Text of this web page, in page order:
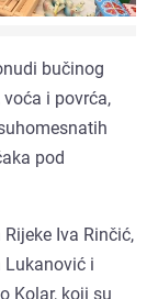
bučinog
i povrća,
pod
Iva Rinčić,
Lukanović i
Kolar, koji su